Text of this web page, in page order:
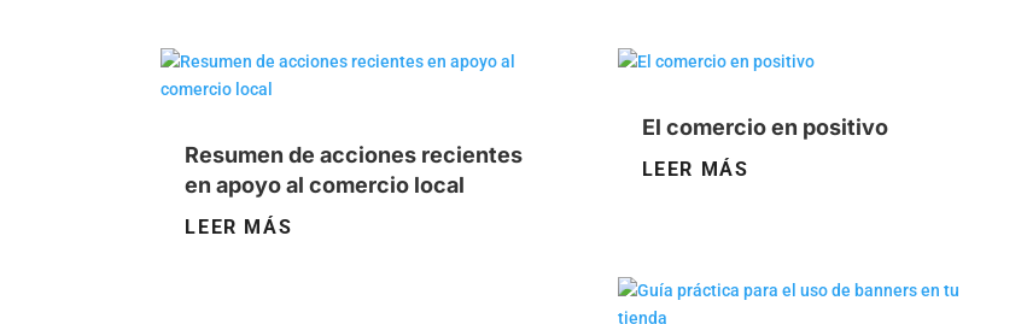
Resumen de acciones recientes
en apoyo al comercio local
LEER MÁS
El comercio en positivo
LEER MÁS